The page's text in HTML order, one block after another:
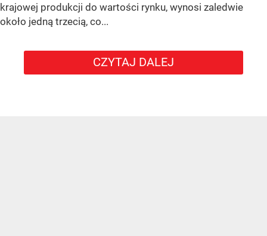
krajowej produkcji do wartości rynku, wynosi zaledwie
około jedną trzecią, co...
CZYTAJ DALEJ